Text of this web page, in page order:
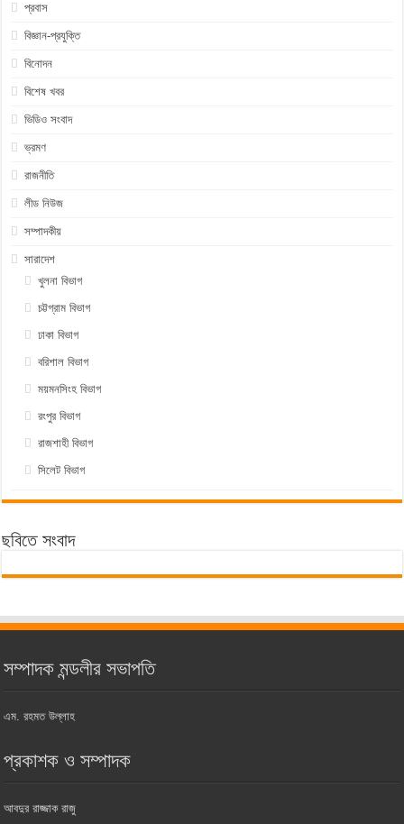
প্রবাস
বিজ্ঞান-প্রযুক্তি
বিনোদন
বিশেষ খবর
ভিডিও সংবাদ
ভ্রমণ
রাজনীতি
লীড নিউজ
সম্পাদকীয়
সারাদেশ
খুলনা বিভাগ
চট্টগ্রাম বিভাগ
ঢাকা বিভাগ
বরিশাল বিভাগ
ময়মনসিংহ বিভাগ
রংপুর বিভাগ
রাজশাহী বিভাগ
সিলেট বিভাগ
ছবিতে সংবাদ
সম্পাদক মন্ডলীর সভাপতি
এম. রহমত উল্লাহ
প্রকাশক ও সম্পাদক
আবদুর রাজ্জাক রাজু